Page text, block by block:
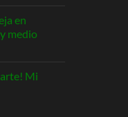
en
medio
Mi